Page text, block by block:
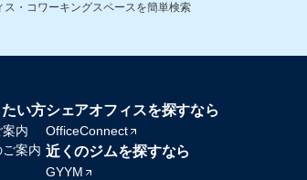
ス・コワーキングスペースを簡単検索
い方
内
案内
シェアオフィスを探すなら
OfficeConnect
近くのジムを探すなら
GYYM